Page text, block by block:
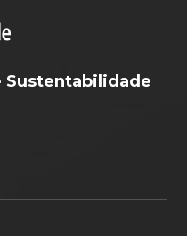
Sustentabilidade